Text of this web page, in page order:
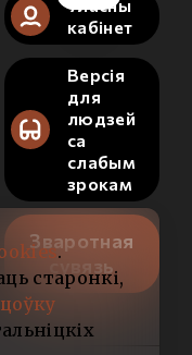
Уласны
кабінет
Версія
для
людзей
са
слабым
зрокам
Зваротная
сувязь
.
старонкі,